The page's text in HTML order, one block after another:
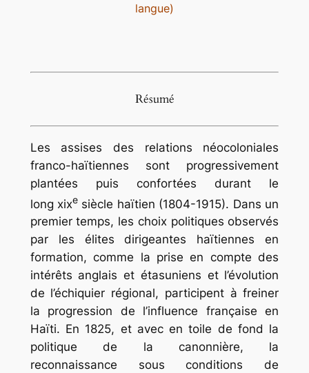
langue)
Résumé
Les assises des relations néocoloniales
franco-haïtiennes sont progressivement
plantées puis confortées durant le
long xixe siècle haïtien (1804-1915). Dans un
premier temps, les choix politiques observés
par les élites dirigeantes haïtiennes en
formation, comme la prise en compte des
intérêts anglais et étasuniens et l’évolution
de l’échiquier régional, participent à freiner
la progression de l’influence française en
Haïti. En 1825, et avec en toile de fond la
politique de la canonnière, la
reconnaissance sous conditions de